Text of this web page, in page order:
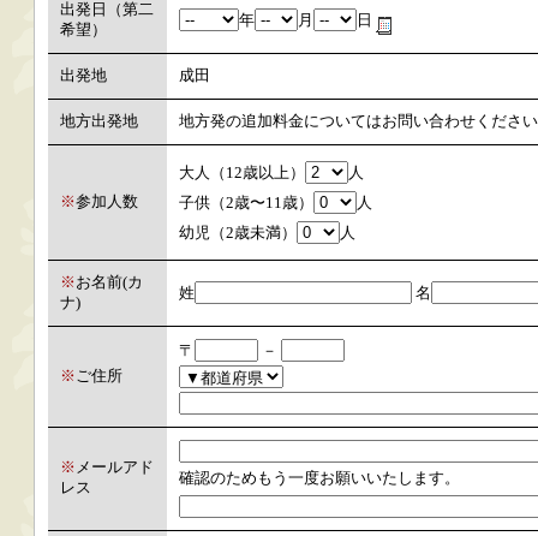
出発日（第二
希望）
年 月 日
出発地 成田
地方出発地 地方発の追加料金についてはお問い合わせください
※参加人数
大人（12歳以上）
人
子供（2歳〜11歳）
人
幼児（2歳未満）
人
※ お名前(カ
ナ)
姓 名
※ ご住所
〒 －
※ メールアド
レス
確認のためもう一度お願いいたします。